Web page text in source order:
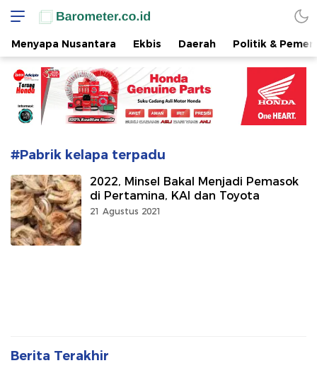
www.barometer.co.id
Berita Terkini di Sulawesi Utara
Menyapa Nusantara Ekbis Daerah Politik &
#Pabrik kelapa terpadu
2022, Minsel Bakal Menjadi Pemasok
di Pertamina, KAI dan Toyota
21 Agustus 2021
Berita Terakhir